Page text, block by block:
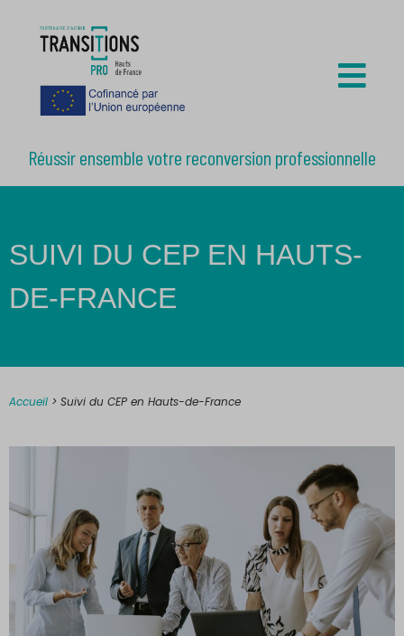
Réussir ensemble votre reconversion professionnelle
SUIVI DU CEP EN HAUTS-
DE-FRANCE
Accueil > Suivi du CEP en Hauts-de-France